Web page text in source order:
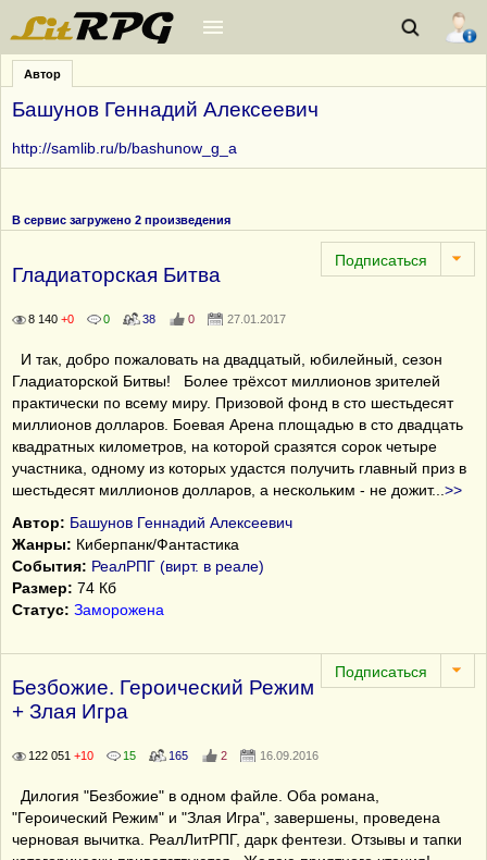
Автор
Башунов Геннадий Алексеевич
http://samlib.ru/b/bashunow_g_a
В сервис загружено 2 произведения
Гладиаторская Битва
8 140 +0 0 38 0 27.01.2017
И так, добро пожаловать на двадцатый, юбилейный, сезон
Гладиаторской Битвы! Более трёхсот миллионов зрителей
практически по всему миру. Призовой фонд в сто шестьдесят
миллионов долларов. Боевая Арена площадью в сто двадцать
квадратных километров, на которой сразятся сорок четыре
участника, одному из которых удастся получить главный приз в
шестьдесят миллионов долларов, а нескольким - не дожит... >>
Автор: Башунов Геннадий Алексеевич
Жанры: Киберпанк/Фантастика
События: РеалРПГ (вирт. в реале)
Размер: 74 Кб
Статус: Заморожена
Безбожие. Героический Режим
+ Злая Игра
122 051 +10 15 165 2 16.09.2016
Дилогия "Безбожие" в одном файле. Оба романа,
"Героический Режим" и "Злая Игра", завершены, проведена
черновая вычитка. РеалЛитРПГ, дарк фентези. Отзывы и тапки